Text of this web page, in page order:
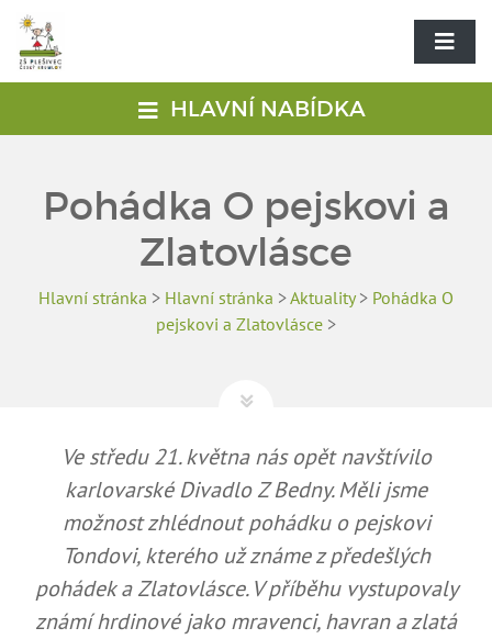
HLAVNÍ NABÍDKA
Pohádka O pejskovi a
Zlatovlásce
Hlavní stránka > Hlavní stránka >Aktuality> Pohádka O
pejskovi a Zlatovlásce >
Ve středu 21. května nás opět navštívilo
karlovarské Divadlo Z Bedny. Měli jsme
možnost zhlédnout pohádku o pejskovi
Tondovi, kterého už známe z předešlých
pohádek a Zlatovlásce. V příběhu vystupovaly
známí hrdinové jako mravenci, havran a zlatá